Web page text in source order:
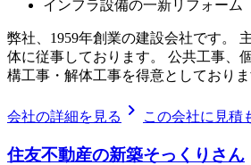
インフラ設備の一新リフォーム
弊社、1959年創業の建設会社です。
体に従事しております。 公共工事、
構工事・解体工事を得意としておりま
会社の詳細を見る chevron_right この会社に見積
住友不動産の新築そっくりさん